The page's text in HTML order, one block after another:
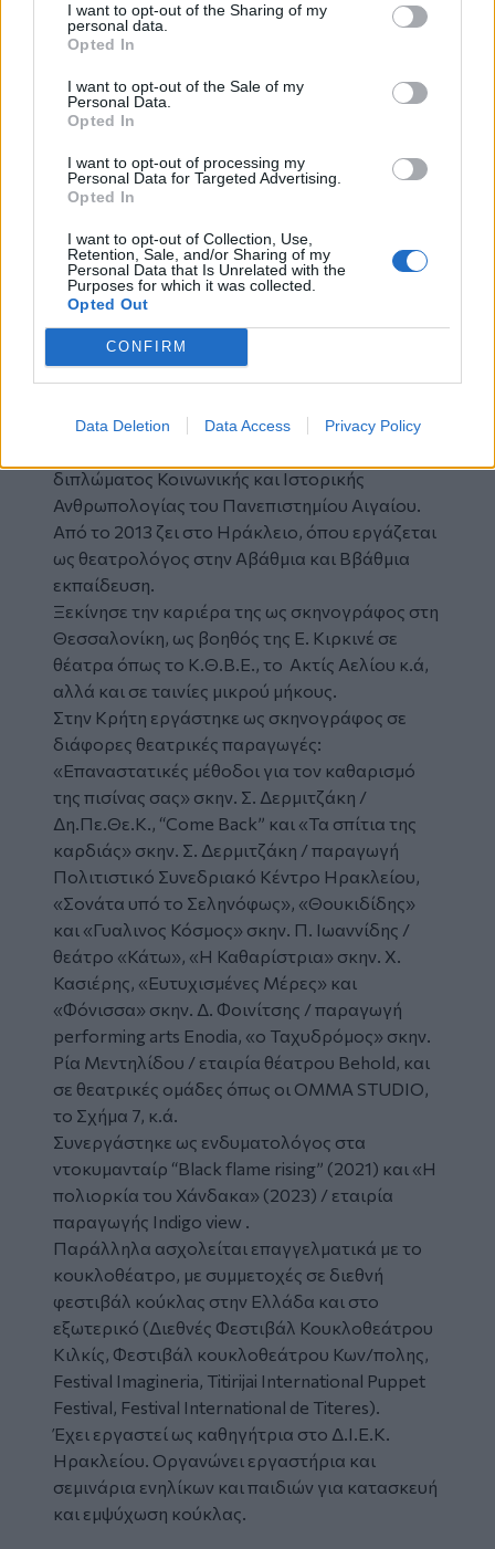
I want to opt-out of the Sharing of my
personal data.
Opted In
I want to opt-out of the Sale of my
Personal Data.
Opted In
I want to opt-out of processing my
Personal Data for Targeted Advertising.
Opted In
I want to opt-out of Collection, Use,
Retention, Sale, and/or Sharing of my
Personal Data that Is Unrelated with the
Purposes for which it was collected.
Opted Out
CONFIRM
Data Deletion Data Access Privacy Policy
Λάζαρος» (Lab of Art), «Άσεμνα παραμύθια»
(Stravaganti NUOVI), «Παραμύθι χωρίς όνομα»
(Πολιτιστικό Συνεδριακό Κέντρο Ηρακλείου)
κ.ά.. Έχει λάβει μέρος σε παιδικές παραστάσεις
όπως «Ο γάτος που έμαθε σ’ ένα γλάρο να
πετά» (Όμμα Στούντιο), «Δον Κιχώτης» (Σχήμα
7), «Το μυστήριο της πολιτείας Χάμελιν»
παιδιά και εφήβους, ενώ τα τελευταία 3 χρόνια
συνεργάζεται με τον Πέτρο Μπουσουλόπουλο
στο θεατρικό εργαστήρι «Αγιούτο».
Παράλληλα είναι ιδρυτικό μέλος της ομάδας
θεάτρου Stravaganti NUOVI από το 2017.
Tμήματος Θεάτρου της Σχολής Καλών Τεχνών
διπλώματος Κοινωνικής και Ιστορικής
Ανθρωπολογίας του Πανεπιστημίου Αιγαίου.
Από το 2013 ζει στο Ηράκλειο, όπου εργάζεται
ως θεατρολόγος στην Αβάθμια και Ββάθμια
εκπαίδευση.
Ξεκίνησε την καριέρα της ως σκηνογράφος στη
Θεσσαλονίκη, ως βοηθός της Ε. Κιρκινέ σε
θέατρα όπως το Κ.Θ.Β.Ε., το Ακτίς Αελίου κ.ά,
αλλά και σε ταινίες μικρού μήκους.
Στην Κρήτη εργάστηκε ως σκηνογράφος σε
διάφορες θεατρικές παραγωγές:
«Επαναστατικές μέθοδοι για τον καθαρισμό
της πισίνας σας» σκην. Σ. Δερμιτζάκη /
Δη.Πε.Θε.Κ., “Come Back” και «Τα σπίτια της
καρδιάς» σκην. Σ. Δερμιτζάκη / παραγωγή
Πολιτιστικό Συνεδριακό Κέντρο Ηρακλείου,
«Σονάτα υπό το Σεληνόφως», «Θουκιδίδης»
και «Γυαλινος Κόσμος» σκην. Π. Ιωαννίδης /
θεάτρο «Κάτω», «Η Καθαρίστρια» σκην. Χ.
Κασιέρης, «Ευτυχισμένες Μέρες» και
«Φόνισσα» σκην. Δ. Φοινίτσης / παραγωγή
performing arts Enodia, «ο Ταχυδρόμος» σκην.
Ρία Μεντηλίδου / εταιρία θέατρου Behold, και
σε θεατρικές ομάδες όπως οι ΟΜΜΑ STUDIO,
το Σχήμα 7, κ.ά.
Συνεργάστηκε ως ενδυματολόγος στα
ντοκυμανταίρ “Black flame rising” (2021) και «Η
πολιορκία του Χάνδακα» (2023) / εταιρία
παραγωγής Indigo view .
Παράλληλα ασχολείται επαγγελματικά με το
κουκλοθέατρο, με συμμετοχές σε διεθνή
φεστιβάλ κούκλας στην Ελλάδα και στο
εξωτερικό (Διεθνές Φεστιβάλ Κουκλοθεάτρου
Κιλκίς, Φεστιβάλ κουκλοθεάτρου Κων/πολης,
Festival Imagineria, Titirijai International Puppet
Festival, Festival International de Titeres).
Έχει εργαστεί ως καθηγήτρια στο Δ.Ι.Ε.Κ.
Ηρακλείου. Οργανώνει εργαστήρια και
σεμινάρια ενηλίκων και παιδιών για κατασκευή
και εμψύχωση κούκλας.